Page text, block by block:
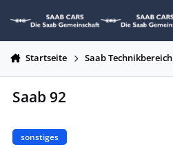
Startseite Saab Technikbereich
Saab 92
sonstiges